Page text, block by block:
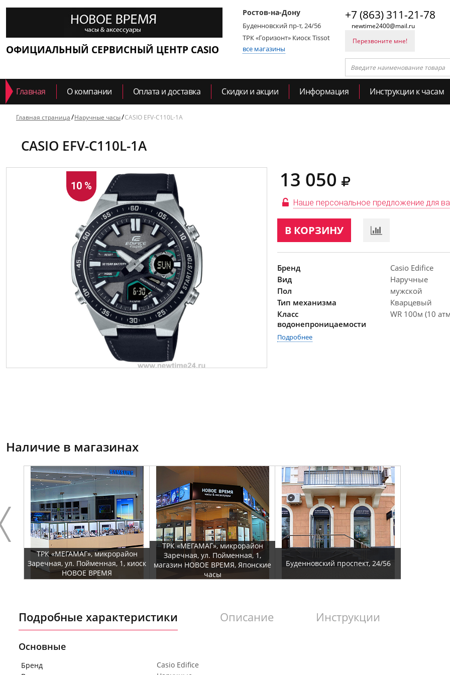
ОФИЦИАЛЬНЫЙ СЕРВИСНЫЙ ЦЕНТР CASIO
Ростов-на-Дону
Буденновский пр-т, 24/56
ТРК «Горизонт» Киоск Tissot
все магазины
+7 (863) 311-21-78
newtime2400@mail.ru
Перезвоните мне!
Главная О компании Оплата и доставка Скидки и акции Информация Инструкции к часам
Главная страница Наручные часы CASIO EFV-C110L-1A
CASIO EFV-C110L-1A
10 % 13 050
Наше персональное предложение для
В КОРЗИНУ
Бренд
Casio Edifice
Вид
Наручные
Пол
мужской
Тип механизма
Кварцевый
Класс
водонепроницаемости
WR 100м (10
Подробнее
Наличие в магазинах
ТРК «МЕГАМАГ», микрорайон
Заречная, ул. Пойменная, 1, киоск
НОВОЕ ВРЕМЯ
ТРК «МЕГАМАГ», микрорайон
Заречная, ул. Пойменная, 1,
магазин НОВОЕ ВРЕМЯ, Японские
часы
Буденновский проспект, 24/56
Подробные характеристики Описание Инструкции
Основные
Бренд
Casio Edifice